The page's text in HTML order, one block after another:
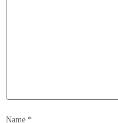
Name *